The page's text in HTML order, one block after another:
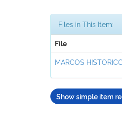
Files in This Item:
File
MARCOS
Show simple item